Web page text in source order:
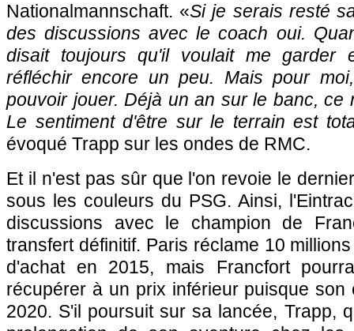
Nationalmannschaft. «Si je serais resté
des discussions avec le coach oui.
disait toujours qu'il voulait me garder
réfléchir encore un peu. Mais pour
pouvoir jouer. Déjà un an sur le banc, ce
Le sentiment d'être sur le terrain est
évoqué Trapp sur les ondes de RMC.
Et il n'est pas sûr que l'on revoie le
sous les couleurs du PSG. Ainsi,
discussions avec le champion de
transfert définitif. Paris réclame 10
d'achat en 2015, mais Francfort
récupérer à un prix inférieur puisque son
2020. S'il poursuit sur sa lancée, Trapp,